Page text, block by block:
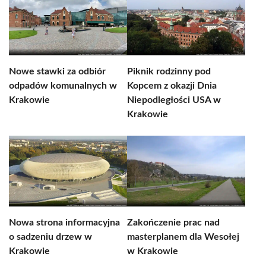
Nowe stawki za odbiór
odpadów komunalnych w
Krakowie
Piknik rodzinny pod
Kopcem z okazji Dnia
Niepodległości USA w
Krakowie
Nowa strona informacyjna
o sadzeniu drzew w
Krakowie
Zakończenie prac nad
masterplanem dla Wesołej
w Krakowie